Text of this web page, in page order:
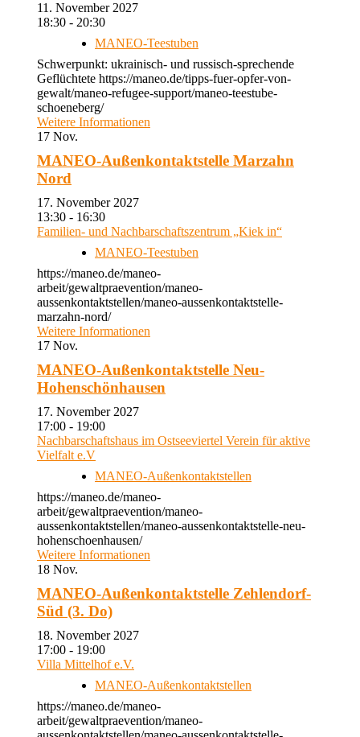
11. November 2027
18:30 - 20:30
MANEO-Teestuben
Schwerpunkt: ukrainisch- und russisch-sprechende
Geflüchtete https://maneo.de/tipps-fuer-opfer-von-
gewalt/maneo-refugee-support/maneo-teestube-
schoeneberg/
Weitere Informationen
17 Nov.
MANEO-Außenkontaktstelle Marzahn
Nord
17. November 2027
13:30 - 16:30
Familien- und Nachbarschaftszentrum „Kiek in“
MANEO-Teestuben
https://maneo.de/maneo-
arbeit/gewaltpraevention/maneo-
aussenkontaktstellen/maneo-aussenkontaktstelle-
marzahn-nord/
Weitere Informationen
17 Nov.
MANEO-Außenkontaktstelle Neu-
Hohenschönhausen
17. November 2027
17:00 - 19:00
Nachbarschaftshaus im Ostseeviertel Verein für aktive
Vielfalt e.V
MANEO-Außenkontaktstellen
https://maneo.de/maneo-
arbeit/gewaltpraevention/maneo-
aussenkontaktstellen/maneo-aussenkontaktstelle-neu-
hohenschoenhausen/
Weitere Informationen
18 Nov.
MANEO-Außenkontaktstelle Zehlendorf-
Süd (3. Do)
18. November 2027
17:00 - 19:00
Villa Mittelhof e.V.
MANEO-Außenkontaktstellen
https://maneo.de/maneo-
arbeit/gewaltpraevention/maneo-